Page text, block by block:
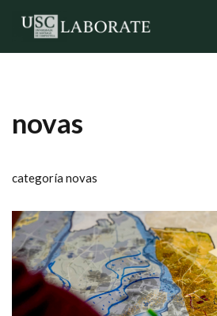
Saltar
novas
categoría novas